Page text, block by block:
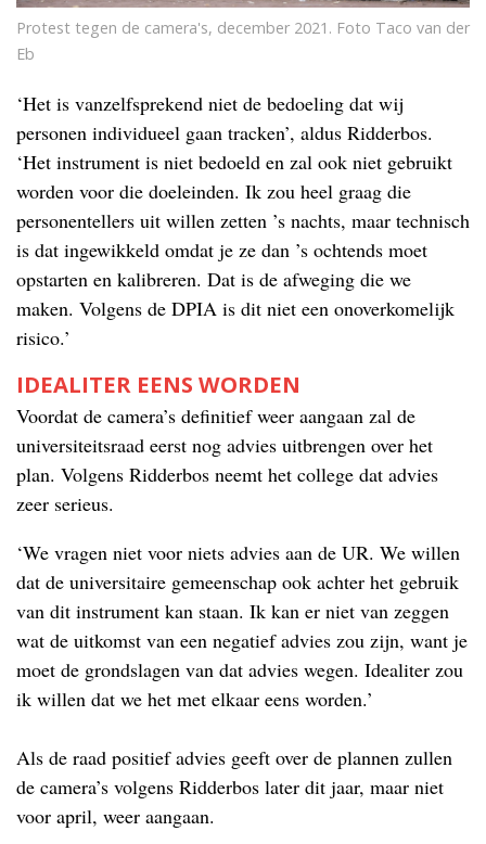
Protest tegen de camera's, december 2021. Foto Taco van der
Eb
‘Het is vanzelfsprekend niet de bedoeling dat wij
personen individueel gaan tracken’, aldus Ridderbos.
‘Het instrument is niet bedoeld en zal ook niet gebruikt
worden voor die doeleinden. Ik zou heel graag die
personentellers uit willen zetten ’s nachts, maar technisch
is dat ingewikkeld omdat je ze dan ’s ochtends moet
opstarten en kalibreren. Dat is de afweging die we
maken. Volgens de DPIA is dit niet een onoverkomelijk
risico.’
IDEALITER EENS WORDEN
Voordat de camera’s definitief weer aangaan zal de
universiteitsraad eerst nog advies uitbrengen over het
plan. Volgens Ridderbos neemt het college dat advies
zeer serieus.
‘We vragen niet voor niets advies aan de UR. We willen
dat de universitaire gemeenschap ook achter het gebruik
van dit instrument kan staan. Ik kan er niet van zeggen
wat de uitkomst van een negatief advies zou zijn, want je
moet de grondslagen van dat advies wegen. Idealiter zou
ik willen dat we het met elkaar eens worden.’
Als de raad positief advies geeft over de plannen zullen
de camera’s volgens Ridderbos later dit jaar, maar niet
voor april, weer aangaan.